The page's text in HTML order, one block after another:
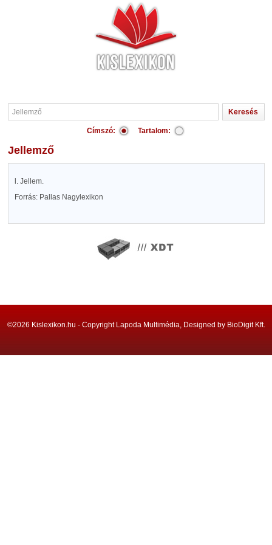
Címszó: Tartalom:
Jellemző
l. Jellem.
Forrás: Pallas Nagylexikon
©2026 Kislexikon.hu - Copyright Lapoda Multimédia, Designed by BioDigit Kft.